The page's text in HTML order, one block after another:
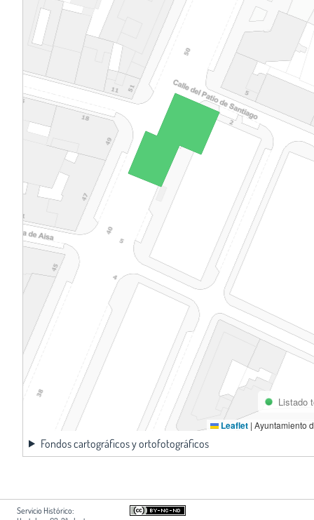
Listado
Leaflet | Ayuntamiento
Fondos cartográficos y ortofotográficos
Servicio Histórico: